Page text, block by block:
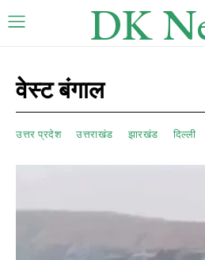
DK
वेस्ट बंगाल
उत्तर प्रदेश उत्तराखंड झारखंड दिल्ली